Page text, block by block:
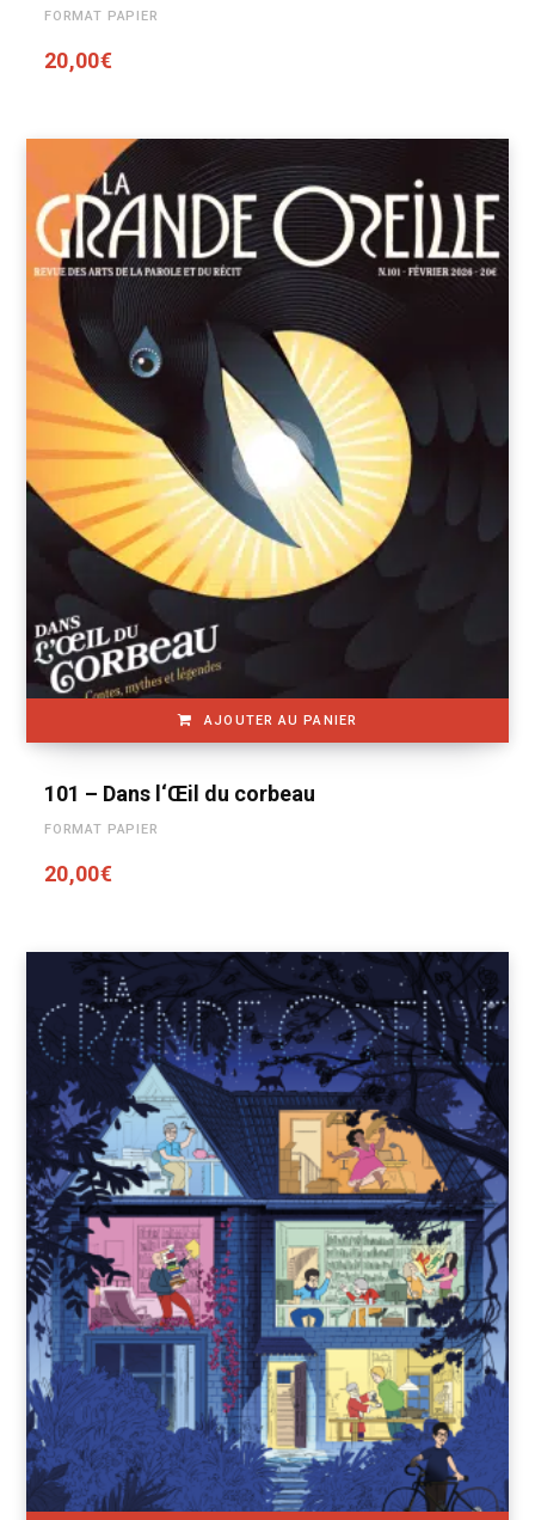
FORMAT PAPIER
20,00€
AJOUTER AU PANIER
101 – Dans l‘Œil du corbeau
FORMAT PAPIER
20,00€